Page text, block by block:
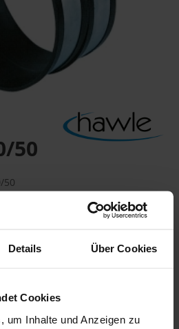
Details Über Cookies
Cookies
um Inhalte und Anzeigen zu
50
50
Schellenkörper